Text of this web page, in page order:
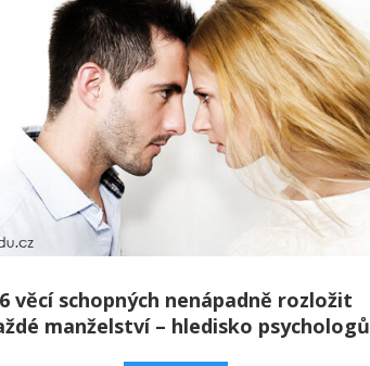
6 věcí schopných nenápadně rozložit
manželství – hledisko psychologů